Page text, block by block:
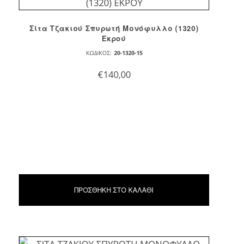
Σίτα Τζακιού Σπυρωτή Μονόφυλλο (1320)
Εκρού
ΚΩΔΙΚΌΣ: 20-1320-15
€140,00
ΠΡΟΣΘΉΚΗ ΣΤΟ ΚΑΛΆΘΙ